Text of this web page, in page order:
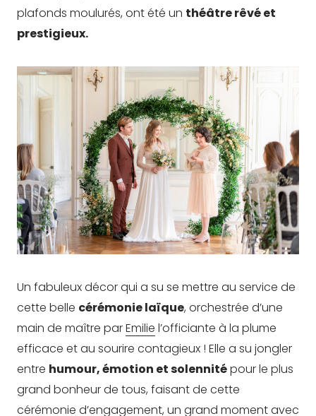
plafonds moulurés, ont été un théâtre rêvé et
prestigieux.
Un fabuleux décor qui a su se mettre au service de
cette belle cérémonie laïque, orchestrée d’une
main de maître parEmilie l’officiante à la plume
efficace et au sourire contagieux ! Elle a su jongler
entre humour, émotion et solennitépour le plus
grand bonheur de tous, faisant de cette
cérémonie d’engagement, un grand moment avec